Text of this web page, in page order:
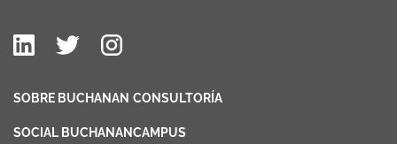
SOBRE BUCHANAN
SOCIAL BUCHANAN
CONSULTORÍA
CAMPUS